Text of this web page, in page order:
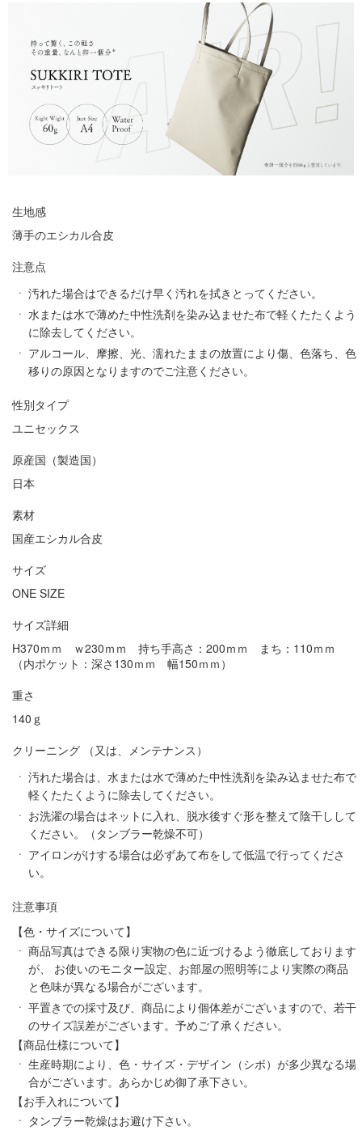
生地感
薄手のエシカル合皮
注意点
汚れた場合はできるだけ早く汚れを拭きとってください。
水または水で薄めた中性洗剤を染み込ませた布で軽くたたくよう
に除去してください。
アルコール、摩擦、光、濡れたままの放置により傷、色落ち、色
移りの原因となりますのでご注意ください。
性別タイプ
ユニセックス
原産国（製造国）
日本
素材
国産エシカル合皮
サイズ
ONE SIZE
サイズ詳細
H370ｍｍ ｗ230ｍｍ 持ち手高さ：200ｍｍ まち：110ｍｍ
（内ポケット：深さ130ｍｍ 幅150ｍｍ）
重さ
140ｇ
クリーニング
（又は、メンテナンス）
汚れた場合は、水または水で薄めた中性洗剤を染み込ませた布で
軽くたたくように除去してください。
お洗濯の場合はネットに入れ、脱水後すぐ形を整えて陰干しして
ください。（タンブラー乾燥不可）
アイロンがけする場合は必ずあて布をして低温で行ってくださ
い。
注意事項
【色・サイズについて】
商品写真はできる限り実物の色に近づけるよう徹底しております
が、 お使いのモニター設定、お部屋の照明等により実際の商品
と色味が異なる場合がございます。
平置きでの採寸及び、商品により個体差がございますので、若干
のサイズ誤差がございます。予めご了承ください。
【商品仕様について】
生産時期により、色・サイズ・デザイン（シボ）が多少異なる場
合がございます。あらかじめ御了承下さい。
【お手入れについて】
タンブラー乾燥はお避け下さい。